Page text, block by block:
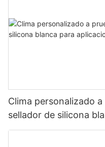
Clima personalizado
sellador de silicona
baño de cocina